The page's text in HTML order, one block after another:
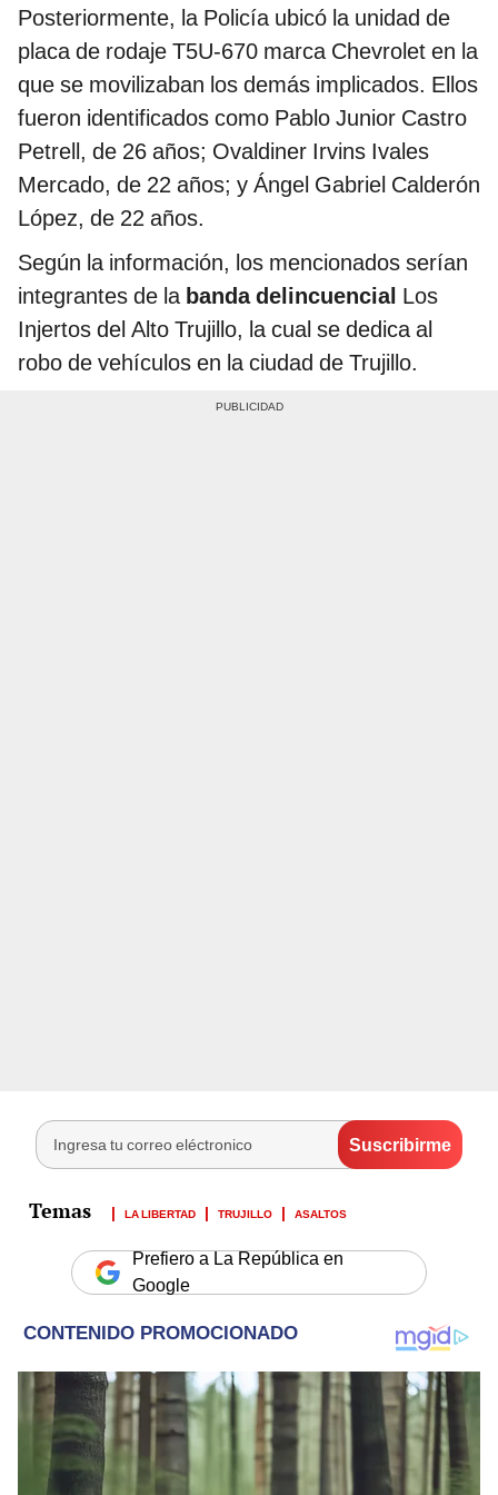
Posteriormente, la Policía ubicó la unidad de
placa de rodaje T5U-670 marca Chevrolet en la
que se movilizaban los demás implicados. Ellos
fueron identificados como Pablo Junior Castro
Petrell, de 26 años; Ovaldiner Irvins Ivales
Mercado, de 22 años; y Ángel Gabriel Calderón
López, de 22 años.
Según la información, los mencionados serían
integrantes de la banda delincuencial Los
Injertos del Alto Trujillo, la cual se dedica al
robo de vehículos en la ciudad de Trujillo.
LA LIBERTAD TRUJILLO ASALTOS
Prefiero a La República en
Google